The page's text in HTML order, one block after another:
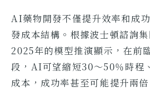
AI藥物開發不僅提升效率和成
發成本結構。根據波士頓諮詢集
2025年的模型推演顯示，在前
段，AI可望縮短30～50％時程
成本，成功率甚至可能提升兩倍